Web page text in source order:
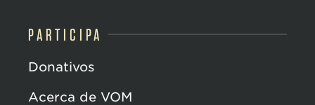
PARTICIPA
Donativos
Acerca de VOM